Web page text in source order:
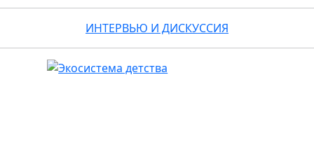
ИНТЕРВЬЮ И ДИСКУССИЯ